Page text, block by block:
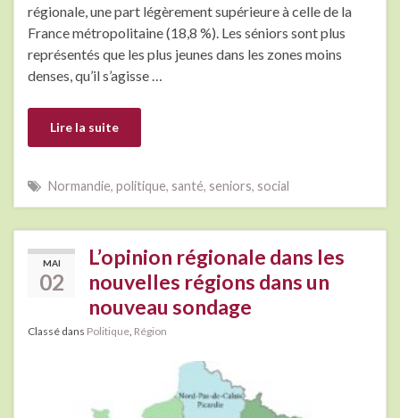
régionale, une part légèrement supérieure à celle de la
France métropolitaine (18,8 %). Les séniors sont plus
représentés que les plus jeunes dans les zones moins
denses, qu’il s’agisse …
Lire la suite
Normandie, politique, santé, seniors, social
MAI
02
L’opinion régionale dans les
nouvelles régions dans un
nouveau sondage
Classé dans Politique, Région